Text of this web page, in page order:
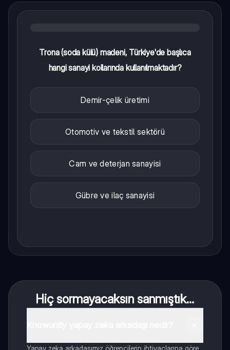
Trona (soda külü) madeni, Türkiye'de başlıca
hangi sanayi kollarında kullanılmaktadır?
Demir-çelik üretimi
Otomotiv ve tekstil sektörü
Cam ve deterjan sanayisi
Gübre ve ilaç sanayisi
Hiç sormayacaksın sanmıştık...
Yapay zeka arkadaşımız öğrencilerin ihtiyaçlarına göre